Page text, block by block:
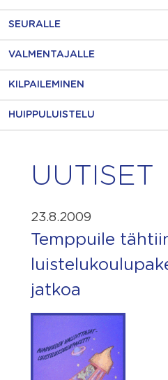
SEURALLE
VALMENTAJALLE
KILPAILEMINEN
HUIPPULUISTELU
UUTISET
23.8.2009
Temppuile
jatkoa